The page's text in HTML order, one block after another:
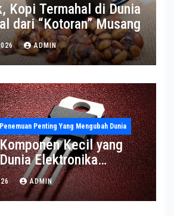
Kopi Termahal di Dunia
dari “Kotoran” Musang
ADMIN
Penemuan Penting Yang Mengubah Dunia
Kecil yang
Elektronika
ADMIN